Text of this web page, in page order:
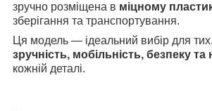
зручно розміщена в міцному
зберігання та транспортування.
Ця модель — ідеальний вибір для тих,
зручність, мобільність, безпеку та
кожній деталі.